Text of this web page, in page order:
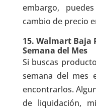
embargo,
cambio de precio
15. Walmart Baja
Semana del Mes
Si buscas
semana del mes
encontrarlos.
de liquidación,